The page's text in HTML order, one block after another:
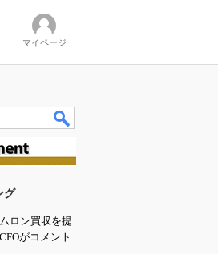
マイページ
グ
ロン買収を提
がコメント